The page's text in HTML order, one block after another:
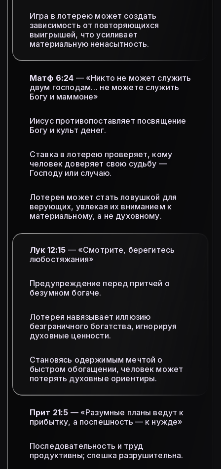
Игра в лотерею может создать
зависимость от повторяющихся
выигрышей, что усиливает
материальную ненасытность.
Матф 6:24 — «Никто не может служить
двум господам… не можете служить
Богу и маммоне»
Иисус противопоставляет посвящение
Богу и культ денег.
Ставка в лотерею проверяет, кому
человек доверяет свою судьбу —
Господу или случаю.
Лотерея может стать ловушкой для
верующих, увлекая их вниманием к
материальному, а не духовному.
Лук 12:15 — «Смотрите, берегитесь
любостяжания»
Предупреждение перед притчей о
безумном богаче.
Лотерея навязывает иллюзию
безграничного богатства, игнорируя
духовные ценности.
Становясь одержимым мечтой о
быстром обогащении, человек может
потерять духовные ориентиры.
Прит 21:5 — «Разумные планы ведут к
прибытку, а поспешность — к нужде»
Последовательность и труд
продуктивны; спешка разрушительна.